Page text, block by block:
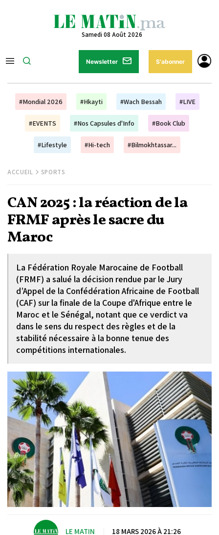
Samedi 08 Août 2026
Newsletter S'abonner
#Mondial 2026 #Hkayti #Wach Bessah #LIVE
#EVENTS #Nos Capsules d'Info #Book Club
#Lifestyle #Hi-tech #Bilmokhtassar...
ACCUEIL SPORTS
CAN 2025 : la réaction de la
FRMF après le sacre du
Maroc
La Fédération Royale Marocaine de Football
(FRMF) a salué la décision rendue par le Jury
d’Appel de la Confédération Africaine de Football
(CAF) sur la finale de la Coupe d'Afrique entre le
Maroc et le Sénégal, notant que ce verdict va
dans le sens du respect des règles et de la
stabilité nécessaire à la bonne tenue des
compétitions internationales.
LE MATIN 18 MARS 2026 À 21:26